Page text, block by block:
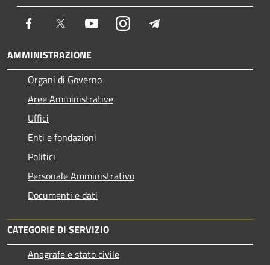
Facebook Twitter YoutubeInstagram
AMMINISTRAZIONE
Organi di Governo
Aree Amministrative
Uffici
Enti e fondazioni
Politici
Personale Amministrativo
Documenti e dati
CATEGORIE DI SERVIZIO
Anagrafe e stato civile